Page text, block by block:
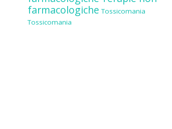
farmacologiche Tossicomania
Tossicomania